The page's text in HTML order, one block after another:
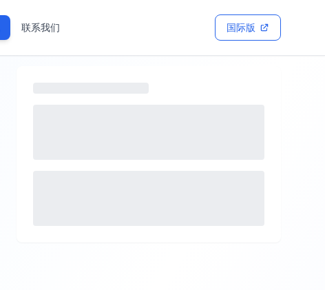
联系我们 国际版